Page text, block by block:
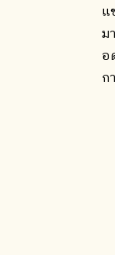
แ
ม
อ
ก